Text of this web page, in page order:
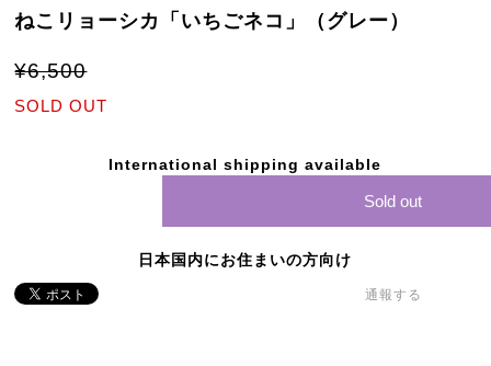
ねこリョーシカ「いちごネコ」（グレー）
¥6,500
SOLD OUT
International shipping available
Sold out
日本国内にお住まいの方向け
通報する